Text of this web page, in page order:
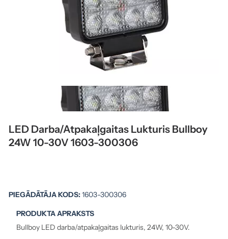
LED Darba/atpakaļgaitas Lukturis Bullboy
24W 10-30V 1603-300306
PIEGĀDĀTĀJA KODS:1603-300306
PRODUKTA APRAKSTS
Bullboy LED darba/atpakaļgaitas lukturis, 24W, 10-30V.